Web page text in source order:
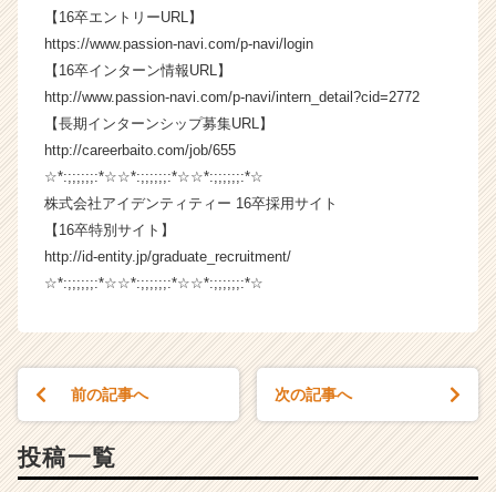
活
サ
イ
ア
キ
ャ
リ
（C
C
r）
【16卒エントリーURL】
https://www.passion-navi.com/p-navi/login
【16卒インターン情報URL】
http://www.passion-navi.com/p-navi/intern_detail?cid=2772
【長期インターンシップ募集URL】
http://careerbaito.com/job/655
☆*:;;;;;;:*☆☆*:;;;;;;:*☆☆*:;;;;;;:*☆
株式会社アイデンティティー 16卒採用サイト
【16卒特別サイト】
http://id-entity.jp/graduate_recruitment/
☆*:;;;;;;:*☆☆*:;;;;;;:*☆☆*:;;;;;;:*☆
前の記事へ 次の記事へ
投稿一覧